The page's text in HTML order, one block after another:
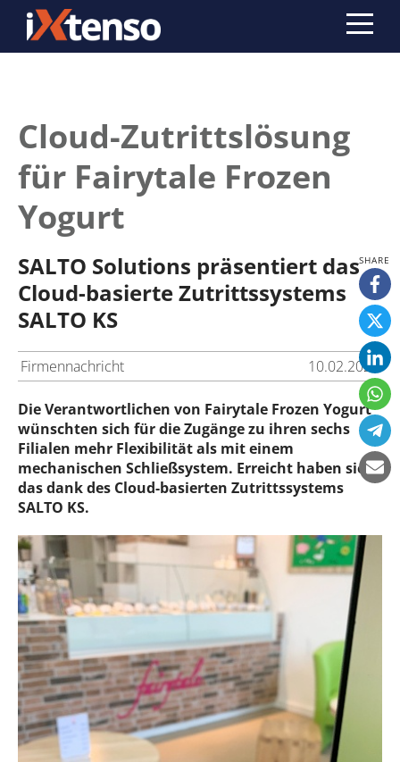
Cloud-Zutrittslösung
für Fairytale Frozen
Yogurt
SALTO Solutions präsentiert das
Cloud-basierte Zutrittssystems
SALTO KS
Firmennachricht 10.02.2020
Die Verantwortlichen von Fairytale Frozen Yogurt
wünschten sich für die Zugänge zu ihren sechs
Filialen mehr Flexibilität als mit einem
mechanischen Schließsystem. Erreicht haben sie
das dank des Cloud-basierten Zutrittssystems
SALTO KS.